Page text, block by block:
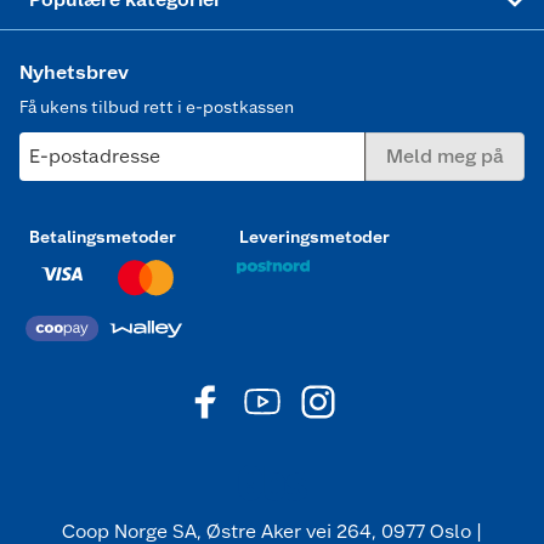
Nyhetsbrev
Få ukens tilbud rett i e-postkassen
E-postadresse Meld meg på
Betalingsmetoder Leveringsmetoder
Coop Norge SA, Østre Aker vei 264, 0977 Oslo |